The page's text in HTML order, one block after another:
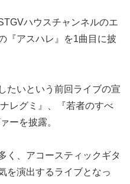
ハウスチャンネルのエ
『アスハレ』を1曲目に披
たいという前回ライブの宣
レグミ』、『若者のすべ
ーを披露。
く、アコースティックギタ
を演出するライブとなっ